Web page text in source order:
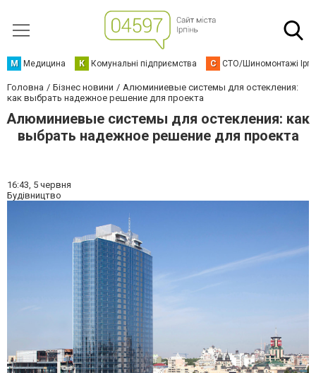
М Медицина К Комунальні підприємства С СТО/Шиномонтажі
Головна Бізнес новини
Алюминиевые системы для остекления:
как выбрать надежное решение для проекта
Алюминиевые системы для остекления: как
выбрать надежное решение для проекта
16:43, 5 червня
Будівництво